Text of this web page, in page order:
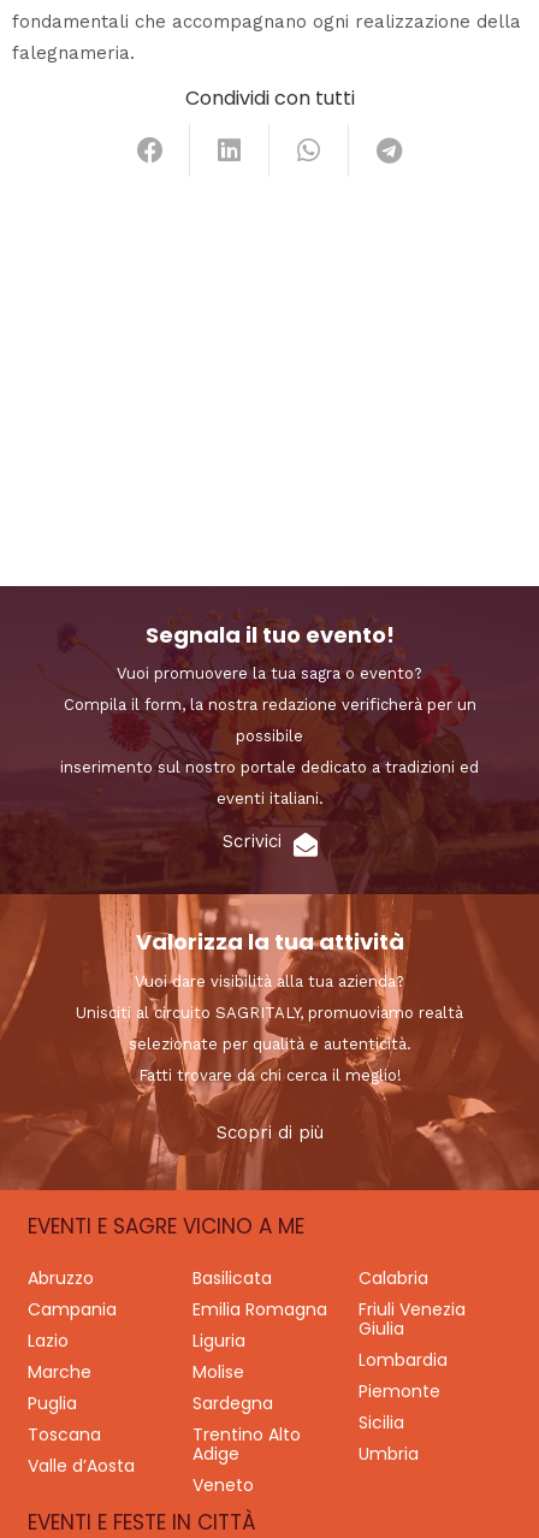
fondamentali che accompagnano ogni realizzazione della
falegnameria.
Condividi con tutti
Segnala il tuo evento!
Vuoi promuovere la tua sagra o evento?
Compila il form, la nostra redazione verificherà per un
possibile
inserimento sul nostro portale dedicato a tradizioni ed
eventi italiani.
Scrivici
Valorizza la tua attività
Vuoi dare visibilità alla tua azienda?
Unisciti al circuito SAGRITALY, promuoviamo realtà
selezionate per qualità e autenticità.
Fatti trovare da chi cerca il meglio!
Scopri di più
EVENTI E SAGRE VICINO A ME
Abruzzo Basilicata
Calabria
Campania
Emilia Romagna
Friuli Venezia
Giulia
Lazio
Liguria
Lombardia
Marche
Molise
Piemonte
Puglia
Sardegna
Sicilia
Toscana
Trentino Alto
Adige
Umbria
Valle d’Aosta
Veneto
EVENTI E FESTE IN CITTÀ